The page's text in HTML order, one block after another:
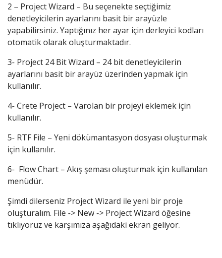
2 – Project Wizard – Bu seçenekte seçtiğimiz
denetleyicilerin ayarlarını basit bir arayüzle
yapabilirsiniz. Yaptığınız her ayar için derleyici kodları
otomatik olarak oluşturmaktadır.
3- Project 24 Bit Wizard – 24 bit denetleyicilerin
ayarlarını basit bir arayüz üzerinden yapmak için
kullanılır.
4- Crete Project – Varolan bir projeyi eklemek için
kullanılır.
5- RTF File – Yeni dökümantasyon dosyası oluşturmak
için kullanılır.
6- Flow Chart – Akış şeması oluşturmak için kullanılan
menüdür.
Şimdi dilerseniz Project Wizard ile yeni bir proje
oluşturalım. File -> New -> Project Wizard öğesine
tıklıyoruz ve karşımıza aşağıdaki ekran geliyor.